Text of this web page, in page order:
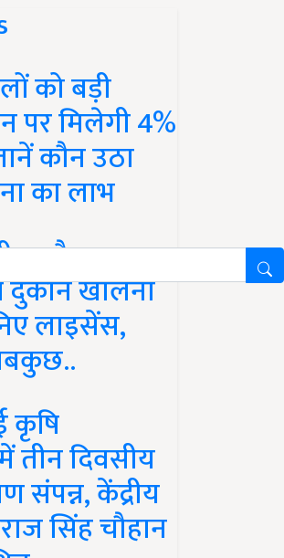
को बड़ी
पर मिलेगी 4%
कौन उठा
का लाभ
और
खोलना
लाइसेंस,
कृषि
तीन दिवसीय
संपन्न, केंद्रीय
सिंह चौहान